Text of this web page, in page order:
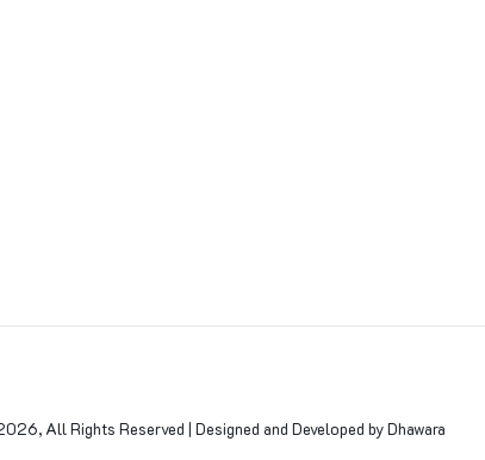
All Rights Reserved | Designed and Developed by Dhawara